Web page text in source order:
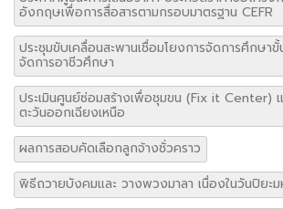
อังกฤษเพื่อการสื่อสารตามกรอบมาตรฐาน CEFR
ประชุมขับเคลื่อนสะพานเชื่อมโยงการจัดการศึกษา
จัดการอาชีวศึกษา
ประเมินศูนย์ซ่อมสร้างเพื่อชุมขน (Fix it Center)
ตะวันออกเฉียงเหนือ
ผลการสอบคัดเลือกลูกจ้างชั่วคราว
พิธีถวายบังคมและ วางพวงมาลา เนื่องในวันปิยะม